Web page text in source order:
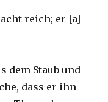
reich; er [a]
dem Staub und
dass er ihn